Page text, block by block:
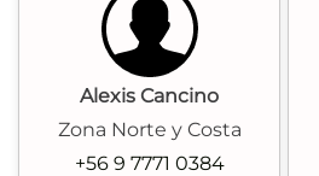
Alexis Cancino
Zona Norte y Costa
+56 9 7771 0384